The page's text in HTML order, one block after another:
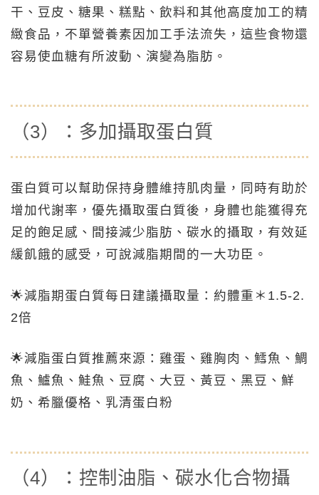
干、豆皮、糖果、糕點、飲料和其他高度加工的精
緻食品，不單營養素因加工手法流失，這些食物還
容易使血糖有所波動、演變為脂肪。
（3）：多加攝取蛋白質
蛋白質可以幫助保持身體維持肌肉量，同時有助於
增加代謝率，優先攝取蛋白質後，身體也能獲得充
足的飽足感、間接減少脂肪、碳水的攝取，有效延
緩飢餓的感受，可說減脂期間的一大功臣。
🌟減脂期蛋白質每日建議攝取量：約體重＊1.5-2.
2倍
🌟減脂蛋白質推薦來源：雞蛋、雞胸肉、鱈魚、鯛
魚、鱸魚、鮭魚、豆腐、大豆、黃豆、黑豆、鮮
奶、希臘優格、乳清蛋白粉
（4）：控制油脂、碳水化合物攝